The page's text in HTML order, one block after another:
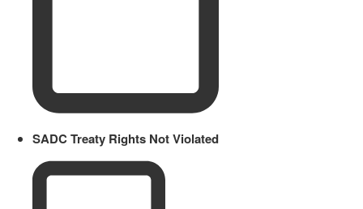
SADC Treaty Rights Not Violated